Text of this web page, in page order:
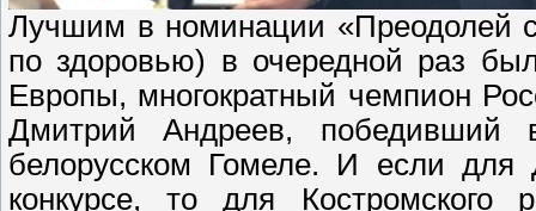
Лучшим в номинации «Преодолей
по здоровью) в очередной раз
Европы, многократный чемпион
Дмитрий Андреев,
белорусском Гомеле. И если
конкурсе, то для Костромского